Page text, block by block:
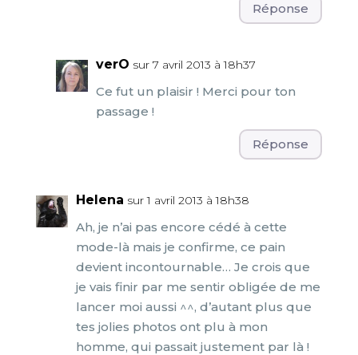
Réponse
verO sur 7 avril 2013 à 18h37
Ce fut un plaisir ! Merci pour ton
passage !
Réponse
Helena sur 1 avril 2013 à 18h38
Ah, je n’ai pas encore cédé à cette
mode-là mais je confirme, ce pain
devient incontournable… Je crois que
je vais finir par me sentir obligée de me
lancer moi aussi ^^, d’autant plus que
tes jolies photos ont plu à mon
homme, qui passait justement par là !